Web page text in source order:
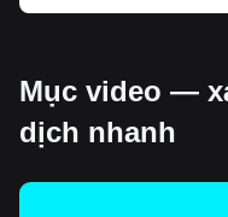
Mục video —
dịch nhanh